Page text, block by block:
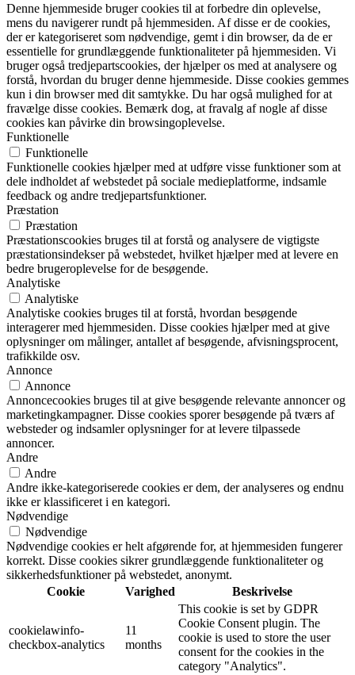
Denne hjemmeside bruger cookies til at forbedre din oplevelse,
mens du navigerer rundt på hjemmesiden. Af disse er de cookies,
der er kategoriseret som nødvendige, gemt i din browser, da de er
essentielle for grundlæggende funktionaliteter på hjemmesiden. Vi
bruger også tredjepartscookies, der hjælper os med at analysere og
forstå, hvordan du bruger denne hjemmeside. Disse cookies gemmes
kun i din browser med dit samtykke. Du har også mulighed for at
fravælge disse cookies. Bemærk dog, at fravalg af nogle af disse
cookies kan påvirke din browsingoplevelse.
Funktionelle
Funktionelle
Funktionelle cookies hjælper med at udføre visse funktioner som at
dele indholdet af webstedet på sociale medieplatforme, indsamle
feedback og andre tredjepartsfunktioner.
Præstation
Præstation
Præstationscookies bruges til at forstå og analysere de vigtigste
præstationsindekser på webstedet, hvilket hjælper med at levere en
bedre brugeroplevelse for de besøgende.
Analytiske
Analytiske
Analytiske cookies bruges til at forstå, hvordan besøgende
interagerer med hjemmesiden. Disse cookies hjælper med at give
oplysninger om målinger, antallet af besøgende, afvisningsprocent,
trafikkilde osv.
Annonce
Annonce
Annoncecookies bruges til at give besøgende relevante annoncer og
marketingkampagner. Disse cookies sporer besøgende på tværs af
websteder og indsamler oplysninger for at levere tilpassede
annoncer.
Andre
Andre
Andre ikke-kategoriserede cookies er dem, der analyseres og endnu
ikke er klassificeret i en kategori.
Nødvendige
Nødvendige
Nødvendige cookies er helt afgørende for, at hjemmesiden fungerer
korrekt. Disse cookies sikrer grundlæggende funktionaliteter og
sikkerhedsfunktioner på webstedet, anonymt.
Cookie
Varighed Beskrivelse
cookielawinfo-
checkbox-analytics
11
months
This cookie is set by GDPR
Cookie Consent plugin. The
cookie is used to store the user
consent for the cookies in the
category "Analytics".